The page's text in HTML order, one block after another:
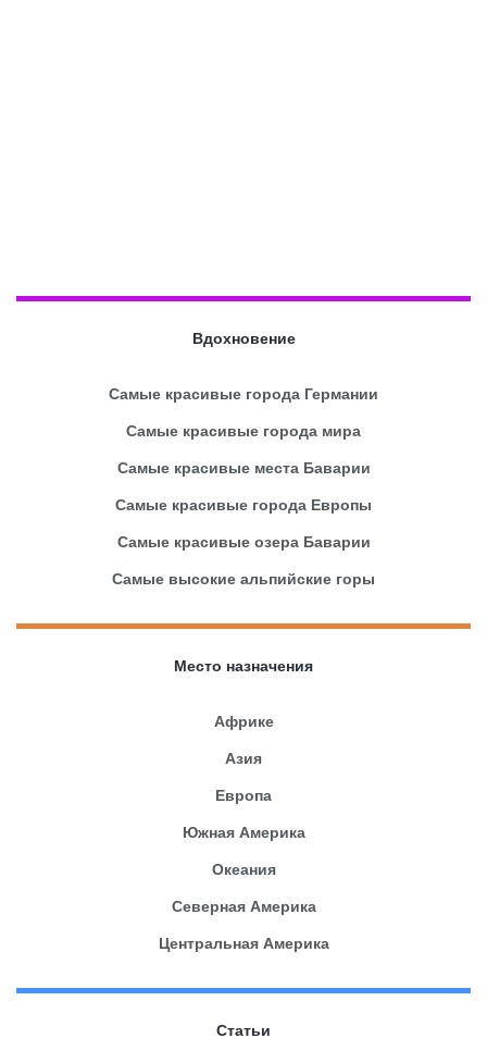
Вдохновение
Самые красивые города Германии
Самые красивые города мира
Самые красивые места Баварии
Самые красивые города Европы
Самые красивые озера Баварии
Самые высокие альпийские горы
Место назначения
Африке
Азия
Европа
Южная Америка
Океания
Северная Америка
Центральная Америка
Статьи